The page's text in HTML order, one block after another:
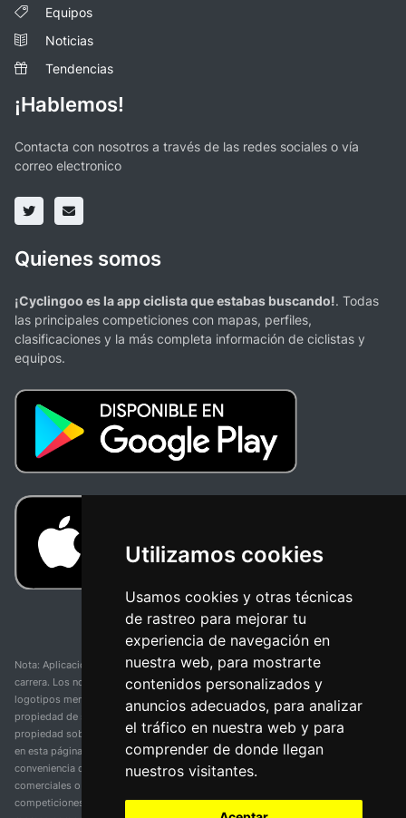
Utilizamos cookies
Usamos cookies y otras técnicas
de rastreo para mejorar tu
experiencia de navegación en
nuestra web, para mostrarte
contenidos personalizados y
anuncios adecuados, para analizar
el tráfico en nuestra web y para
comprender de donde llegan
nuestros visitantes.
Equipos
Noticias
Tendencias
¡Hablemos!
Contacta con nosotros a través de las redes sociales o vía
correo electronico
Quienes somos
¡Cyclingoo es la app ciclista que estabas buscando!. Todas
las principales competiciones con mapas, perfiles,
clasificaciones y la más completa información de ciclistas y
equipos.
Nota: Aplicación y web no oficial y no relacionada con ninguna organización o
carrera. Los nombres de equipos, competiciones, marcas comerciales y
logotipos mencionados en esta página de resultados de ciclismo son
propiedad de sus respectivos dueños. No tenemos afiliación, patrocinio ni
propiedad sobre estas marcas comerciales. Toda la información proporcionada
en esta página se presenta únicamente con fines informativos y para la
conveniencia de nuestros usuarios. Cualquier uso de nombres, marcas
comerciales o logotipos tiene el único propósito de identificar equipos y
competiciones y no implica asociación o respaldo. Todos los derechos de las